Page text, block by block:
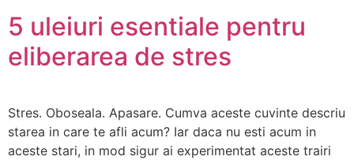
5 uleiuri esentiale pentru
eliberarea de stres
Stres. Oboseala. Apasare. Cumva aceste cuvinte descriu
starea in care te afli acum? Iar daca nu esti acum in
aceste stari, in mod sigur ai experimentat aceste trairi